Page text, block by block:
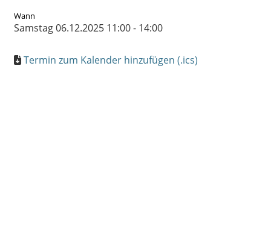
Wann
Samstag 06.12.2025 11:00 - 14:00
Termin zum Kalender hinzufügen (.ics)